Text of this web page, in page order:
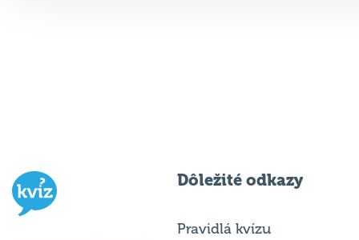
Dôležité odkazy
Pravidlá kvízu